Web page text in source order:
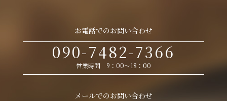
お電話でのお問い合わせ
090-7482-7366
営業時間 9：00～18：00
メールでのお問い合わせ